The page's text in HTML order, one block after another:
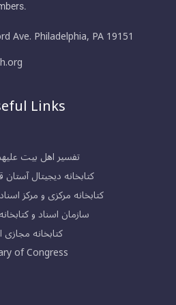
Ave. Philadelphia, PA 19151
Links
تفسیر اهل بیت
کتابخانه دیجیتال
کتابخانه مرکزی و مرکز
سازمان اسناد و
کتابخانه مجازی
of Congress